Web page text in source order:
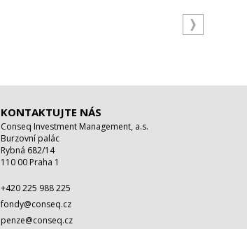
KONTAKTUJTE NÁS
Conseq Investment Management, a.s.
Burzovní palác
Rybná 682/14
110 00 Praha 1
+420 225 988 225
fondy@conseq.cz
penze@conseq.cz